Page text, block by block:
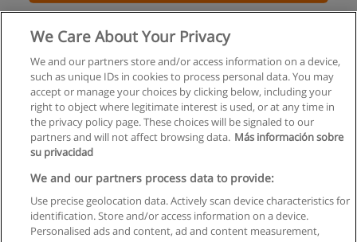
Курсы AutoCad, Photoshop. Обучение 3D Max
+ информация по E-mail
Правила пользования
Конфиденциальность информации
Напишите Educaedu
We Care About Your Privacy
We and our partners store and/or access information on a device,
such as unique IDs in cookies to process personal data. You may
accept or manage your choices by clicking below, including your
right to object where legitimate interest is used, or at any time in
the privacy policy page. These choices will be signaled to our
partners and will not affect browsing data. Más información sobre
su privacidad
We and our partners process data to provide:
Use precise geolocation data. Actively scan device characteristics for
identification. Store and/or access information on a device.
Personalised ads and content, ad and content measurement,